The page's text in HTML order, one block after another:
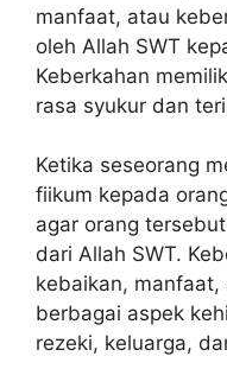
manfaat, atau
oleh Allah SWT
Keberkahan
rasa syukur dan
Ketika seseorang
fiikum kepada
agar orang
dari Allah SWT.
kebaikan,
berbagai aspek
rezeki, keluarga,